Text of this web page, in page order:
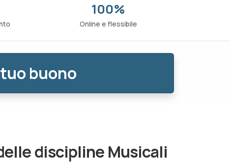
100%
Online e flessibile
buono
discipline Musicali